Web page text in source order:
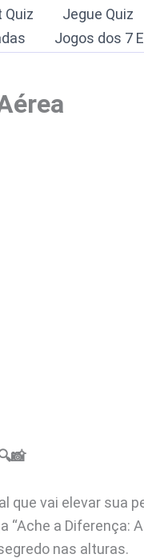
Quiz Jegue Quiz
Jogos dos 7
que vai elevar sua
a Diferença: A
nas alturas.